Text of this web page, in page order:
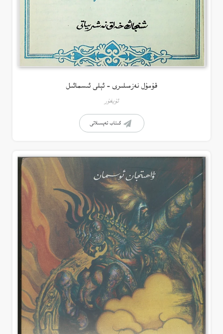
قۇمۇل نەزمىلىرى – ئېلى ئىسمائىل
ئۇيغۇر
كىتاب تەپسىلاتى